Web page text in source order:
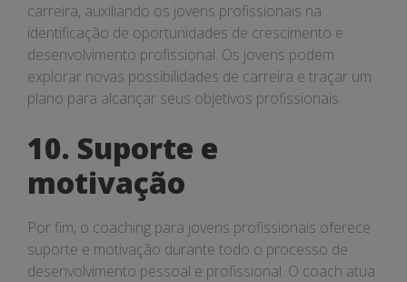
carreira, auxiliando os jovens profissionais na
identificação de oportunidades de crescimento e
desenvolvimento profissional. Os jovens podem
explorar novas possibilidades de carreira e traçar um
plano para alcançar seus objetivos profissionais.
10. Suporte e
motivação
Por fim, o coaching para jovens profissionais oferece
suporte e motivação durante todo o processo de
desenvolvimento pessoal e profissional. O coach atua